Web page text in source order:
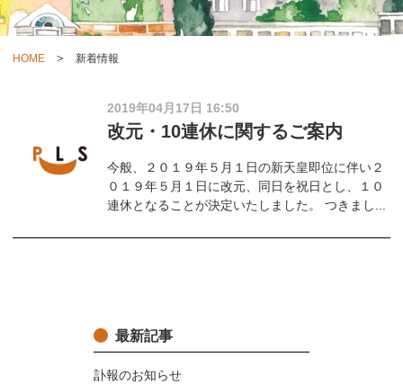
HOME 新着情報
2019年04月17日 16:50
改元・10連休に関するご案内
今般、２０１９年５月１日の新天皇即位に伴い２
０１９年５月１日に改元、同日を祝日とし、１０
連休となることが決定いたしました。 つきまし...
最新記事
訃報のお知らせ